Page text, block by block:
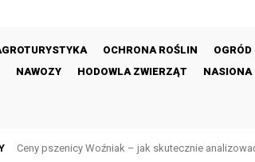
OCHRONA ROŚLIN OGRÓD
NAWOZY HODOWLA ZWIERZĄT NASIONA
Ceny pszenicy Woźniak – jak skutecznie